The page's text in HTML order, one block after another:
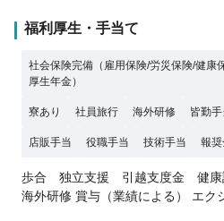
福利厚生・手当て
社会保険完備（雇用保険/労災保険/健康
厚生年金）
寮あり 社員旅行 海外研修 皆勤手
店販手当 役職手当 技術手当 報
歩合 独立支援 引越支度金 健康
海外研修 賞与（業績による） エク